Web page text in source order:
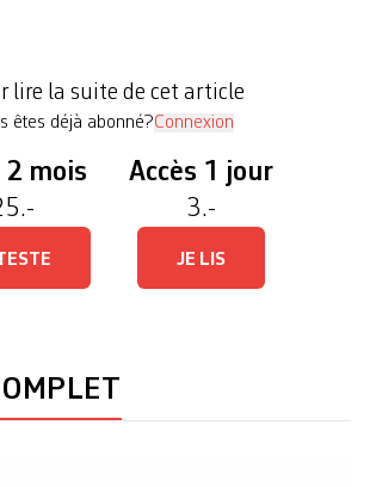
[…]
lire la suite de cet article
êtes déjà abonné?Connexion
2 mois Accès 1 jour
3.-
JE LIS